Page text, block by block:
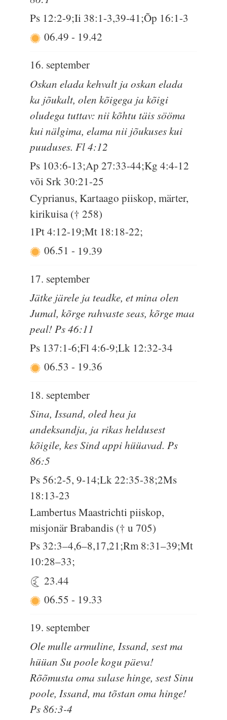
Ps 12:2-9;Ii 38:1-3,39-41;Õp 16:1-3
06.49 - 19.42
16. september
Oskan elada kehvalt ja oskan elada
ka jõukalt, olen kõigega ja kõigi
oludega tuttav: nii kõhtu täis sööma
kui nälgima, elama nii jõukuses kui
puuduses. Fl 4:12
Ps 103:6-13;Ap 27:33-44;Kg 4:4-12
või Srk 30:21-25
Cyprianus, Kartaago piiskop, märter,
kirikuisa († 258)
1Pt 4:12-19;Mt 18:18-22;
06.51 - 19.39
17. september
Jätke järele ja teadke, et mina olen
Jumal, kõrge rahvaste seas, kõrge maa
peal! Ps 46:11
Ps 137:1-6;Fl 4:6-9;Lk 12:32-34
06.53 - 19.36
18. september
Sina, Issand, oled hea ja
andeksandja, ja rikas heldusest
kõigile, kes Sind appi hüüavad. Ps
86:5
Ps 56:2-5, 9-14;Lk 22:35-38;2Ms
18:13-23
Lambertus Maastrichti piiskop,
misjonär Brabandis († u 705)
Ps 32:3–4,6–8,17,21;Rm 8:31–39;Mt
10:28–33;
23.44
06.55 - 19.33
19. september
Ole mulle armuline, Issand, sest ma
hüüan Su poole kogu päeva!
Rõõmusta oma sulase hinge, sest Sinu
poole, Issand, ma tõstan oma hinge!
Ps 86:3-4